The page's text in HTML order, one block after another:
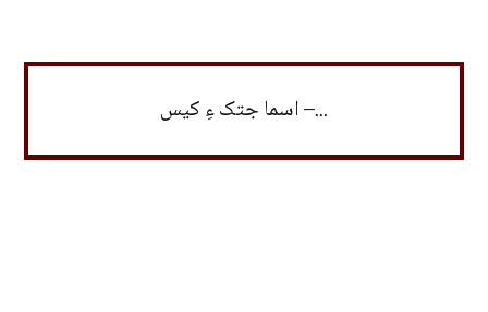
اسما جتک ءِ کیس –...